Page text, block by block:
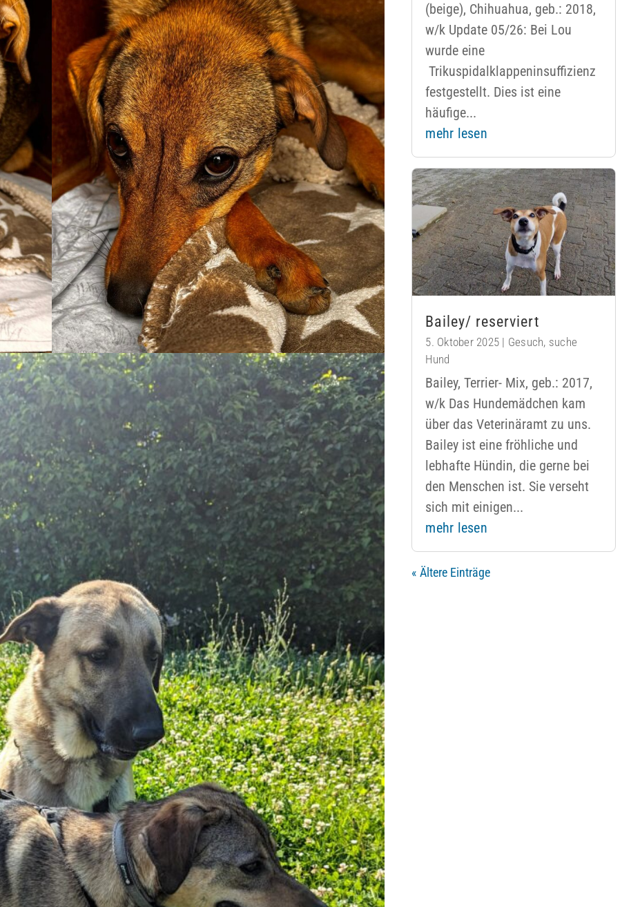
(beige), Chihuahua, geb.: 2018,
w/k Update 05/26: Bei Lou
wurde eine
Trikuspidalklappeninsuffizienz
festgestellt. Dies ist eine
häufige...
mehr lesen
Bailey/ reserviert
5. Oktober 2025 | Gesuch, suche
Hund
Bailey, Terrier- Mix, geb.: 2017,
w/k Das Hundemädchen kam
über das Veterinäramt zu uns.
Bailey ist eine fröhliche und
lebhafte Hündin, die gerne bei
den Menschen ist. Sie verseht
sich mit einigen...
mehr lesen
« Ältere Einträge